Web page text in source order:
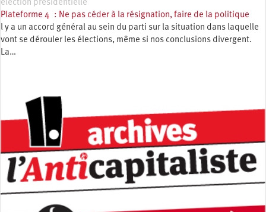
élection présidentielle
Plateforme 4 : Ne pas céder à la résignation, faire de la politique
l y a un accord général au sein du parti sur la situation dans laquelle
vont se dérouler les élections, même si nos conclusions divergent.
La…